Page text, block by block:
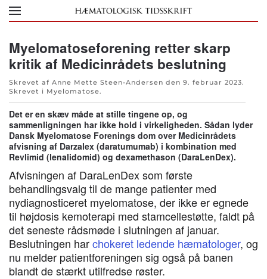
Skip to main content
Myelomatoseforening retter skarp
kritik af Medicinrådets beslutning
Skrevet af Anne Mette Steen-Andersen den 9. februar 2023.
Skrevet i Myelomatose.
Det er en skæv måde at stille tingene op, og
sammenligningen har ikke hold i virkeligheden. Sådan lyder
Dansk Myelomatose Forenings dom over Medicinrådets
afvisning af Darzalex (daratumumab) i kombination med
Revlimid (lenalidomid) og dexamethason (DaraLenDex).
Afvisningen af DaraLenDex som første
behandlingsvalg til de mange patienter med
nydiagnosticeret myelomatose, der ikke er egnede
til højdosis kemoterapi med stamcellestøtte, faldt på
det seneste rådsmøde i slutningen af januar.
Beslutningen harchokeret ledende hæmatologer, og
nu melder patientforeningen sig også på banen
blandt de stærkt utilfredse røster.